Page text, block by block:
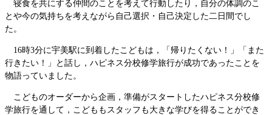
寝食を共にする仲間のことを考えて行動したり，自分の体調のこ
とや今の気持ちを考えながら自己選択・自己決定した二日間でし
た。
16時3分に宇美駅に到着したこどもは，「帰りたくない！」「また
行きたい！」と話し，ハピネス分校修学旅行が成功であったことを
物語っていました。
こどものオーダーから企画，準備がスタートしたハピネス分校修
学旅行を通して，こどももスタッフも大きな学びを得ることができ